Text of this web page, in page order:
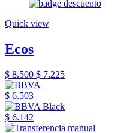
Quick view
Ecos
$ 8.500 $ 7.225
$ 6.503
$ 6.142